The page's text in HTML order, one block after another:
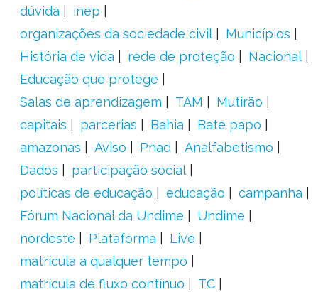
dúvida
inep
organizações da sociedade civil
Municípios
História de vida
rede de proteção
Nacional
Educação que protege
Salas de aprendizagem
TAM
Mutirão
capitais
parcerias Bahia
Bate papo
amazonas
Aviso Pnad
Analfabetismo
Dados
participação social
políticas de educação
educação
campanha
Fórum Nacional da Undime
Undime
nordeste
Plataforma
Live
matrícula a qualquer tempo
matrícula de fluxo contínuo
TC